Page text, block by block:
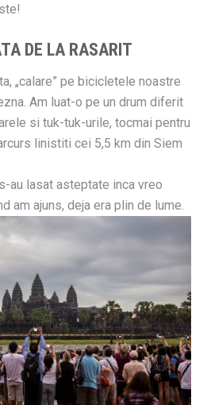
DE LA RASARIT
„calare” pe bicicletele noastre
Am luat-o pe un drum diferit
si tuk-tuk-urile, tocmai pentru
linistiti cei 5,5 km din Siem
au lasat asteptate inca vreo
am ajuns, deja era plin de lume.